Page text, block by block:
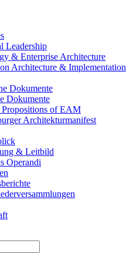
Leadership
& Enterprise Architecture
Architecture & Implementation
Dokumente
Dokumente
Propositions of EAM
Architekturmanifest
& Leitbild
Operandi